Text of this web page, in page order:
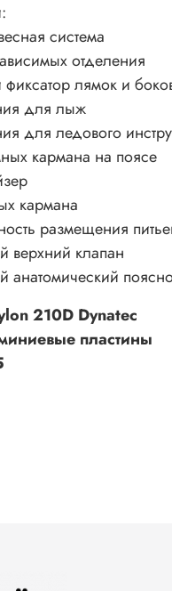
система
отделения
фиксатор лямок и
для лыж
для ледового
кармана на поясе
кармана
размещения
верхний клапан
анатомический
210D Dynatec
пластины